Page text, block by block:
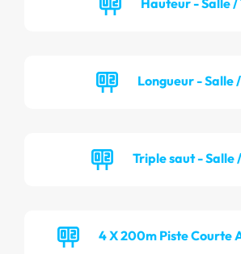
Longueur - Salle
Triple saut - Salle
4 X 200m Piste Courte